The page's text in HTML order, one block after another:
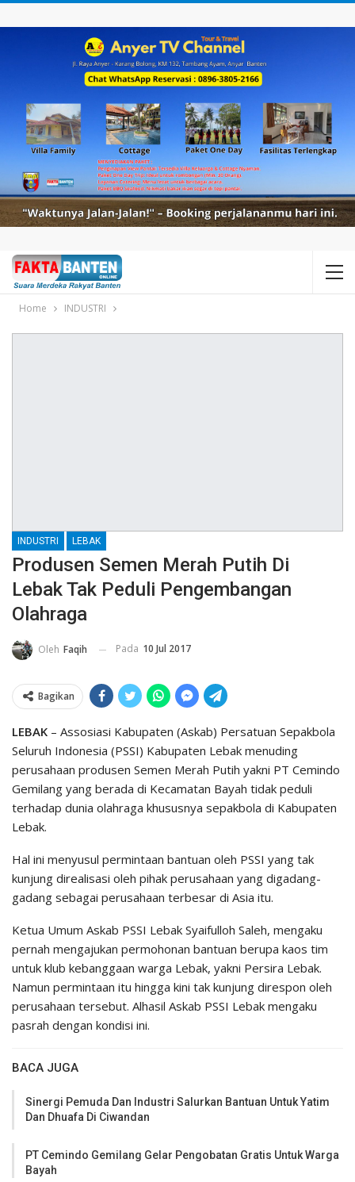
Home INDUSTRI
INDUSTRI LEBAK
Produsen Semen Merah Putih Di
Lebak Tak Peduli Pengembangan
Olahraga
Oleh Faqih Pada 10 Jul 2017
Bagikan
LEBAK – Assosiasi Kabupaten (Askab) Persatuan Sepakbola
Seluruh Indonesia (PSSI) Kabupaten Lebak menuding
perusahaan produsen Semen Merah Putih yakni PT Cemindo
Gemilang yang berada di Kecamatan Bayah tidak peduli
terhadap dunia olahraga khususnya sepakbola di Kabupaten
Lebak.
Hal ini menyusul permintaan bantuan oleh PSSI yang tak
kunjung direalisasi oleh pihak perusahaan yang digadang-
gadang sebagai perusahaan terbesar di Asia itu.
Ketua Umum Askab PSSI Lebak Syaifulloh Saleh, mengaku
pernah mengajukan permohonan bantuan berupa kaos tim
untuk klub kebanggaan warga Lebak, yakni Persira Lebak.
Namun permintaan itu hingga kini tak kunjung direspon oleh
perusahaan tersebut. Alhasil Askab PSSI Lebak mengaku
pasrah dengan kondisi ini.
BACA JUGA
Sinergi Pemuda Dan Industri Salurkan Bantuan Untuk Yatim
Dan Dhuafa Di Ciwandan
PT Cemindo Gemilang Gelar Pengobatan Gratis Untuk Warga
Bayah